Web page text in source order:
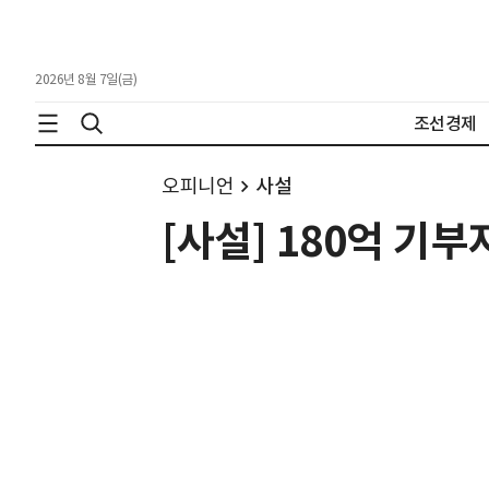
2026년 8월 7일(금)
조선경제
오피니언 사설
[사설] 180억 기부